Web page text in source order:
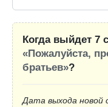
Когда выйдет 7
«Пожалуйста,
братьев»?
Дата выхода новой